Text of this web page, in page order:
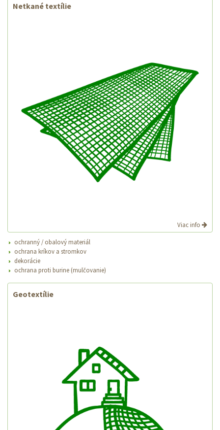
Netkané textílie
Viac info
ochranný / obalový materiál
ochrana kríkov a stromkov
dekorácie
ochrana proti burine (mulčovanie)
Geotextílie